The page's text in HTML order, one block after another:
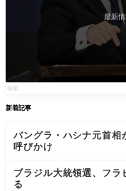
最新
新着記事
バングラ・ハシナ元首相
呼びかけ
ブラジル大統領選、フラ
る